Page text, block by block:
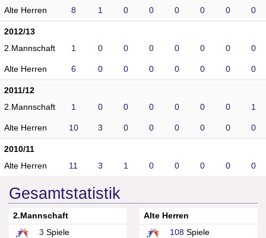
Alte Herren 8 1 0 0 0 0 0 0
2012/13
2.Mannschaft
1 0 0 0 0 0 0 0
Alte Herren 6 0 0 0 0 0 0 0
2011/12
2.Mannschaft
1 0 0 0 0 0 0 1
Alte Herren 10 3 0 0 0 0 0 0
2010/11
Alte Herren
11 3 1 0 0 0 0 0
Gesamtstatistik
2.Mannschaft
3 Spiele
Alte Herren
108 Spiele